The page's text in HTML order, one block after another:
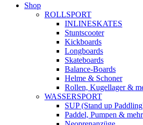
Shop
ROLLSPORT
INLINESKATES
Stuntscooter
Kickboards
Longboards
Skateboards
Balance-Boards
Helme & Schoner
Rollen, Kugellager &
WASSERSPORT
SUP (Stand up
Paddel, Pumpen & mehr